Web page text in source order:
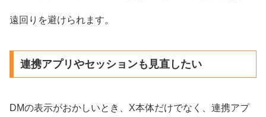
遠回りを避けられます。
連携アプリやセッションも見直したい
DMの表示がおかしいとき、X本体だけでなく、連携アプ